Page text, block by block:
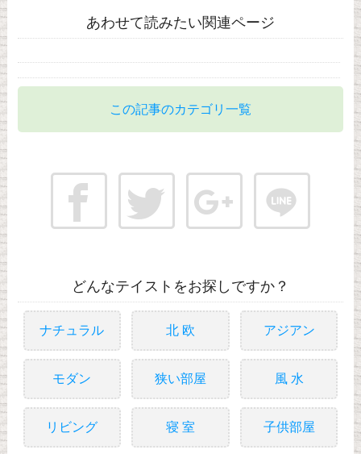
あわせて読みたい関連ページ
この記事のカテゴリ一覧
どんなテイストをお探しですか？
ナチュラル 北 欧 アジアン
モダン 狭い部屋 風 水
リビング 寝 室 子供部屋